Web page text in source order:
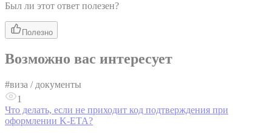
Был ли этот ответ полезен?
Полезно
Возможно вас интересует
#виза / документы
1
Что делать, если не приходит код подтверждения при
оформлении K-ETA?